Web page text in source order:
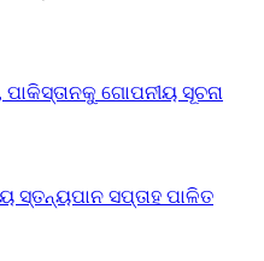
ଗୋପନୀୟ ସୂଚନା
ସ୍ତନ୍ୟପାନ ସପ୍ତାହ ପାଳିତ